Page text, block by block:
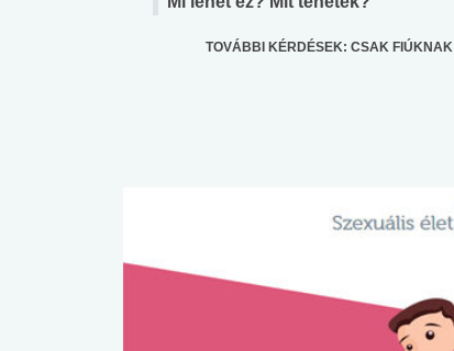
TOVÁBBI KÉRDÉSEK: CSAK FIÚKNAK